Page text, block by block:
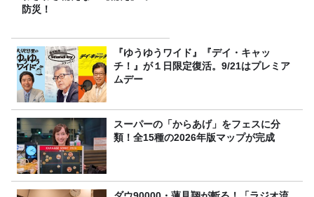
防災！
『ゆうゆうワイド』『デイ・キャッ
チ！』が１日限定復活。9/21はプレミア
ムデー
スーパーの「からあげ」をフェスに分
類！全15種の2026年版マップが完成